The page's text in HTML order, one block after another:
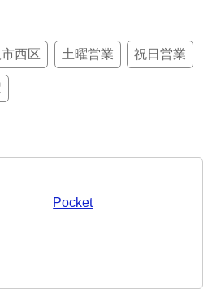
西区 土曜営業 祝日営業
Pocket